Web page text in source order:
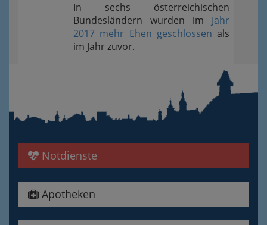
In sechs österreichischen
Bundesländern wurden im Jahr
2017 mehr Ehen geschlossen als
im Jahr zuvor.
Notdienste
Apotheken